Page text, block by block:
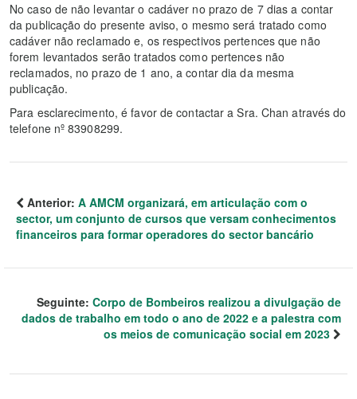
No caso de não levantar o cadáver no prazo de 7 dias a contar
da publicação do presente aviso, o mesmo será tratado como
cadáver não reclamado e, os respectivos pertences que não
forem levantados serão tratados como pertences não
reclamados, no prazo de 1 ano, a contar dia da mesma
publicação.
Para esclarecimento, é favor de contactar a Sra. Chan através do
telefone nº 83908299.
Anterior: A AMCM organizará, em articulação com o
sector, um conjunto de cursos que versam conhecimentos
financeiros para formar operadores do sector bancário
Seguinte: Corpo de Bombeiros realizou a divulgação de
dados de trabalho em todo o ano de 2022 e a palestra com
os meios de comunicação social em 2023